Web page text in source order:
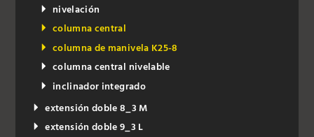
nivelación
columna central
columna de manivela K25-8
columna central nivelable
inclinador integrado
extensión doble 8_3 M
extensión doble 9_3 L